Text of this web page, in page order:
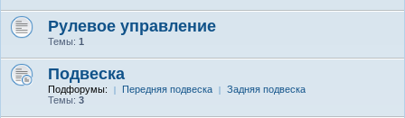
Рулевое управление
Темы: 1
Подвеска
Подфорумы: Передняя подвеска
Задняя подвеска
Темы: 3